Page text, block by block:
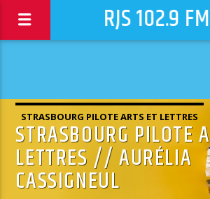
RJS 102.9 FM
STRASBOURG PILOTE ARTS ET LETTRES
STRASBOURG PILOTE
LETTRES // AURÉLIA
CASSIGNEUL